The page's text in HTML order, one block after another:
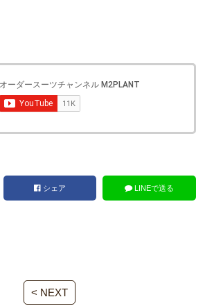
シェア LINEで送る
< NEXT